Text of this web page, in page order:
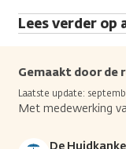
Lees verder op
Gemaakt door de
Laatste update:
Met medewerking
De